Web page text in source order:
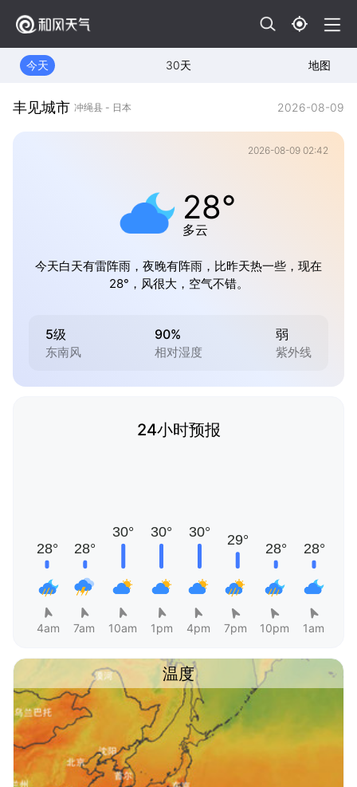
今天 30天 地图
丰见城市 冲绳县 - 日本 2026-08-09
2026-08-09 02:42
28°
多云
今天白天有雷阵雨，夜晚有阵雨，比昨天热一些，现在
28°，风很大，空气不错。
5级
东南风
90%
相对湿度
弱
紫外线
24小时预报
4am 7am 10am 1pm 4pm 7pm 10pm 1am
温度